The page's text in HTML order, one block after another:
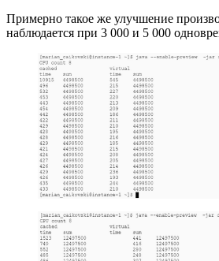
Примерно такое же улучшение
наблюдается при 3 000 и 5 000